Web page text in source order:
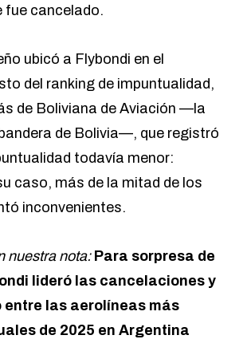
fue cancelado.
ubicó a Flybondi en el
del ranking de impuntualidad,
de Boliviana de Aviación —la
de Bolivia—, que registró
todavía menor:
caso, más de la mitad de los
inconvenientes.
nuestra nota: Para sorpresa de
lideró las cancelaciones y
entre las aerolíneas más
de 2025 en Argentina